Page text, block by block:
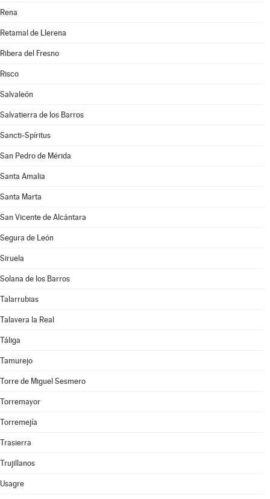
Rena
Retamal de Llerena
Ribera del Fresno
Risco
Salvaleón
Salvatierra de los Barros
Sancti-Spíritus
San Pedro de Mérida
Santa Amalia
Santa Marta
San Vicente de Alcántara
Segura de León
Siruela
Solana de los Barros
Talarrubias
Talavera la Real
Táliga
Tamurejo
Torre de Miguel Sesmero
Torremayor
Torremejía
Trasierra
Trujillanos
Usagre